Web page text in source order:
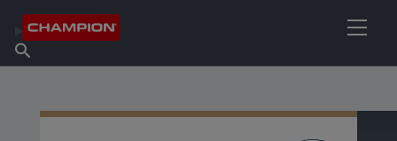
À propos de Champion
Trouver un point de vente